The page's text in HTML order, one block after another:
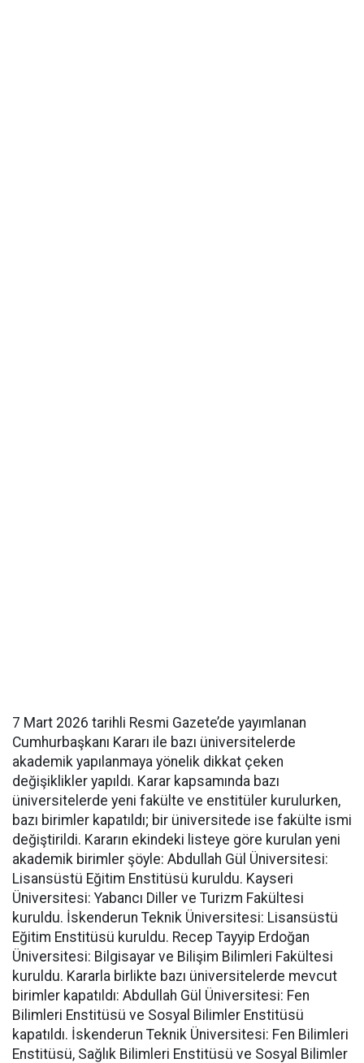
7 Mart 2026 tarihli Resmi Gazete’de yayımlanan
Cumhurbaşkanı Kararı ile bazı üniversitelerde
akademik yapılanmaya yönelik dikkat çeken
değişiklikler yapıldı. Karar kapsamında bazı
üniversitelerde yeni fakülte ve enstitüler kurulurken,
bazı birimler kapatıldı; bir üniversitede ise fakülte ismi
değiştirildi. Kararın ekindeki listeye göre kurulan yeni
akademik birimler şöyle: Abdullah Gül Üniversitesi:
Lisansüstü Eğitim Enstitüsü kuruldu. Kayseri
Üniversitesi: Yabancı Diller ve Turizm Fakültesi
kuruldu. İskenderun Teknik Üniversitesi: Lisansüstü
Eğitim Enstitüsü kuruldu. Recep Tayyip Erdoğan
Üniversitesi: Bilgisayar ve Bilişim Bilimleri Fakültesi
kuruldu. Kararla birlikte bazı üniversitelerde mevcut
birimler kapatıldı: Abdullah Gül Üniversitesi: Fen
Bilimleri Enstitüsü ve Sosyal Bilimler Enstitüsü
kapatıldı. İskenderun Teknik Üniversitesi: Fen Bilimleri
Enstitüsü, Sağlık Bilimleri Enstitüsü ve Sosyal Bilimler